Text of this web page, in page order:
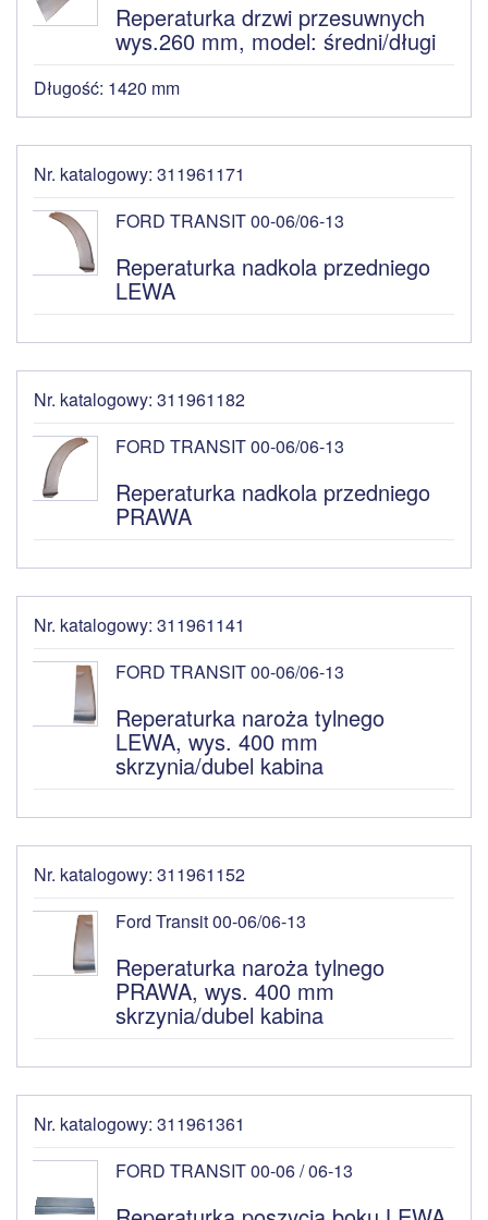
Reperaturka drzwi przesuwnych
wys.260 mm, model: średni/długi
Długość: 1420 mm
Nr. katalogowy: 311961171
FORD TRANSIT 00-06/06-13
Reperaturka nadkola przedniego
LEWA
Nr. katalogowy: 311961182
FORD TRANSIT 00-06/06-13
Reperaturka nadkola przedniego
PRAWA
Nr. katalogowy: 311961141
FORD TRANSIT 00-06/06-13
Reperaturka naroża tylnego
LEWA, wys. 400 mm
skrzynia/dubel kabina
Nr. katalogowy: 311961152
Ford Transit 00-06/06-13
Reperaturka naroża tylnego
PRAWA, wys. 400 mm
skrzynia/dubel kabina
Nr. katalogowy: 311961361
FORD TRANSIT 00-06 / 06-13